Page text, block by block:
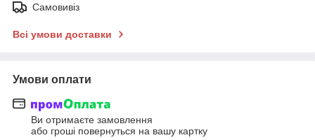
Самовивіз
Всі умови доставки
Умови оплати
Ви отримаєте замовлення
або гроші повернуться на вашу картку